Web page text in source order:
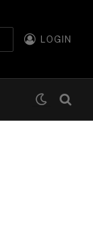
LOGIN